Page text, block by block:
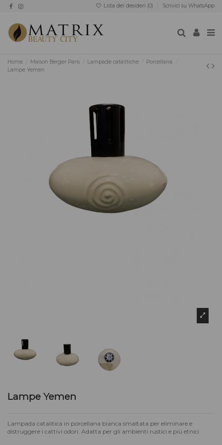
Lista dei desideri (0) Scrivici su WhatsApp
Home Maison Berger Paris Lampade catalitiche
Porcellana
Lampe Yemen
Lampe Yemen
Lampada catalitica in porcellana bianca smaltata per eliminare e
distruggere i cattivi odori. Adatta per gli ambienti rustici e più etnici